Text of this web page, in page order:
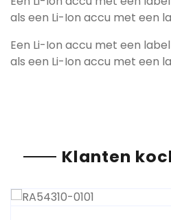
als een Li-Ion accu met een
Een Li-Ion accu met een
als een Li-Ion accu met een
Klanten